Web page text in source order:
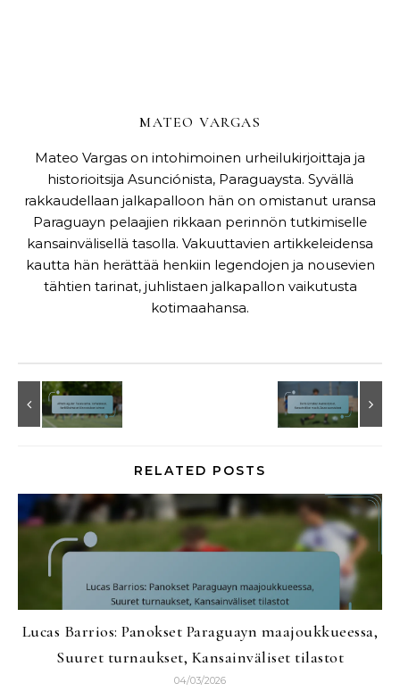
MATEO VARGAS
Mateo Vargas on intohimoinen urheilukirjoittaja ja
historioitsija Asunciónista, Paraguaysta. Syvällä
rakkaudellaan jalkapalloon hän on omistanut uransa
Paraguayn pelaajien rikkaan perinnön tutkimiselle
kansainvälisellä tasolla. Vakuuttavien artikkeleidensa
kautta hän herättää henkiin legendojen ja nousevien
tähtien tarinat, juhlistaen jalkapallon vaikutusta
kotimaahansa.
RELATED POSTS
Lucas Barrios: Panokset Paraguayn maajoukkueessa,
Suuret turnaukset, Kansainväliset tilastot
04/03/2026